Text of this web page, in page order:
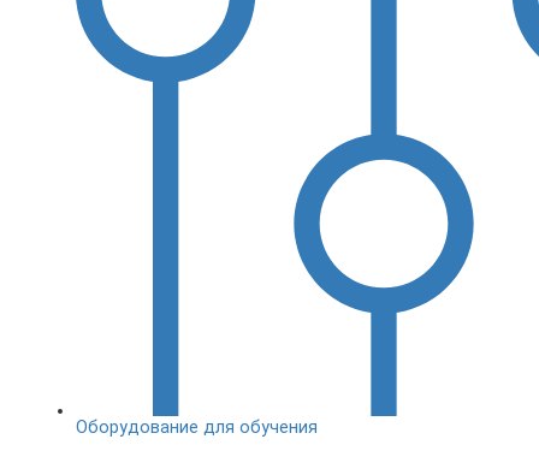
Оборудование для обучения